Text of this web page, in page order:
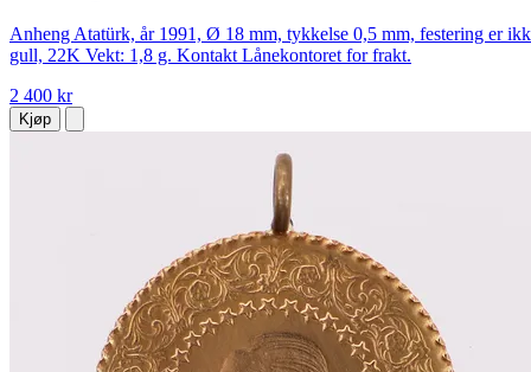
Anheng Atatürk, år 1991, Ø 18 mm, tykkelse 0,5 mm, festering er
gull, 22K Vekt: 1,8 g. Kontakt Lånekontoret for frakt.
2 400 kr
Kjøp